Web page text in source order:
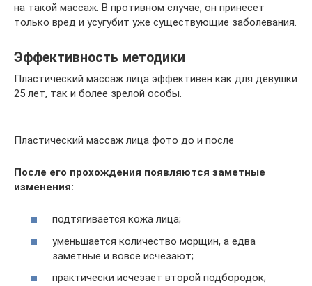
на такой массаж. В противном случае, он принесет
только вред и усугубит уже существующие заболевания.
Эффективность методики
Пластический массаж лица эффективен как для девушки
25 лет, так и более зрелой особы.
Пластический массаж лица фото до и после
После его прохождения появляются заметные
изменения:
подтягивается кожа лица;
уменьшается количество морщин, а едва
заметные и вовсе исчезают;
практически исчезает второй подбородок;